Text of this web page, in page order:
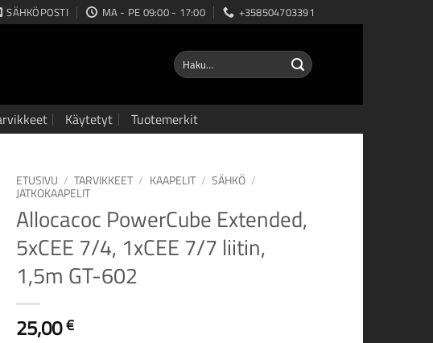
SÄHKÖPOSTI MA - PE 09:00 - 17:00 +358504703391
Etsi:
Käytetyt Tuotemerkit
ETUSIVU / TARVIKKEET / KAAPELIT / SÄHKÖ /
JATKOKAAPELIT
Allocacoc PowerCube Extended,
5xCEE 7/4, 1xCEE 7/7 liitin,
1,5m GT-602
25,00€